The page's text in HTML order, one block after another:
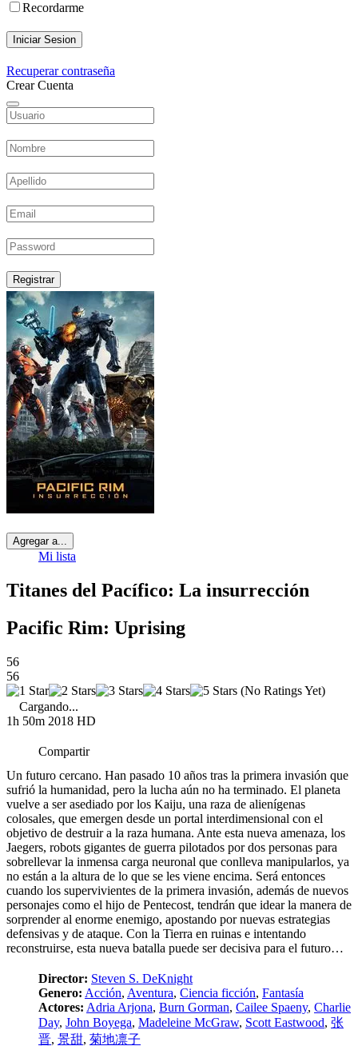
Recordarme
Iniciar Sesion
Recuperar contraseña
Crear Cuenta
Registrar
Agregar a...
Mi lista
Titanes del Pacífico: La insurrección
Pacific Rim: Uprising
56
56
(No Ratings Yet)
Cargando...
1h 50m 2018 HD
Compartir
Un futuro cercano. Han pasado 10 años tras la primera invasión que
sufrió la humanidad, pero la lucha aún no ha terminado. El planeta
vuelve a ser asediado por los Kaiju, una raza de alienígenas
colosales, que emergen desde un portal interdimensional con el
objetivo de destruir a la raza humana. Ante esta nueva amenaza, los
Jaegers, robots gigantes de guerra pilotados por dos personas para
sobrellevar la inmensa carga neuronal que conlleva manipularlos, ya
no están a la altura de lo que se les viene encima. Será entonces
cuando los supervivientes de la primera invasión, además de nuevos
personajes como el hijo de Pentecost, tendrán que idear la manera de
sorprender al enorme enemigo, apostando por nuevas estrategias
defensivas y de ataque. Con la Tierra en ruinas e intentando
reconstruirse, esta nueva batalla puede ser decisiva para el futuro…
Director: Steven S. DeKnight
Genero: Acción, Aventura, Ciencia ficción, Fantasía
Actores: Adria Arjona, Burn Gorman, Cailee Spaeny, Charlie
Day, John Boyega, Madeleine McGraw, Scott Eastwood, 张
晋, 景甜, 菊地凛子